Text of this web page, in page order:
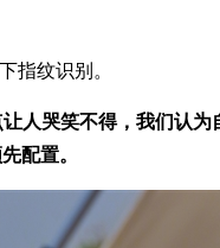
纹识别。
人哭笑不得，我们认为
配置。